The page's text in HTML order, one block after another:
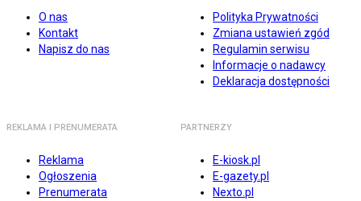
O nas
Kontakt
Napisz do nas
Polityka Prywatności
Zmiana ustawień zgód
Regulamin serwisu
Informacje o nadawcy
Deklaracja dostępności
REKLAMA I PRENUMERATA
Reklama
Ogłoszenia
Prenumerata
PARTNERZY
E-kiosk.pl
E-gazety.pl
Nexto.pl